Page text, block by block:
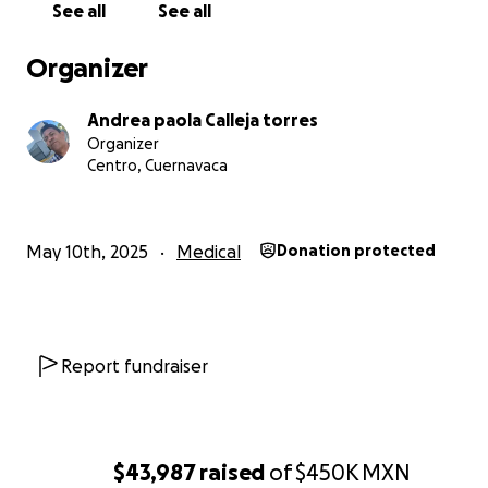
$43,987raised of$450K MXN
corazón el apoyo que brindan a mi papá
https://whatsapp.com/channel/
See all See all
Organizer
Andrea paola Calleja torres
Organizer
Centro, Cuernavaca
May 10th, 2025 Medical Donation protected
Report fundraiser